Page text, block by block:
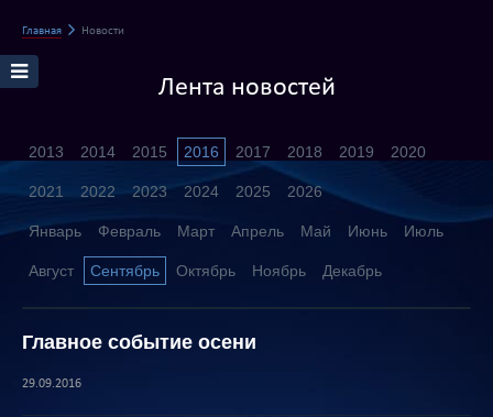
Главная Новости
Лента новостей
2013 2014 2015 2016 2017 2018 2019 2020
2021 2022 2023 2024 2025 2026
Январь Февраль Март Апрель Май Июнь Июль
Август Сентябрь Октябрь Ноябрь Декабрь
Главное событие осени
29.09.2016